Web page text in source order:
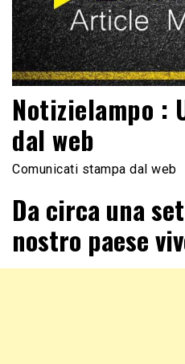
Notizielampo :
dal web
Comunicati stampa dal web
Da circa una
nostro paese